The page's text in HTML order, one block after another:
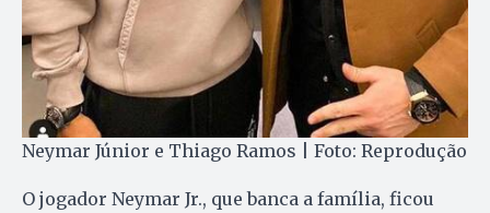
Neymar Júnior e Thiago Ramos | Foto: Reprodução
O jogador Neymar Jr., que banca a família, ficou